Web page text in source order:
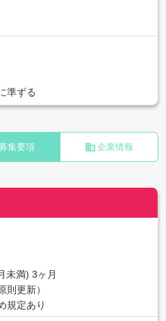
準ずる
集要項 business 企業情報
未満) 3ヶ月
更新）
規定あり